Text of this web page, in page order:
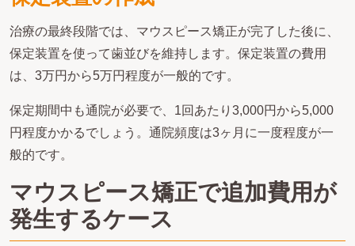
治療の最終段階では、マウスピース矯正が完了した後に、
保定装置を使って歯並びを維持します。保定装置の費用
は、3万円から5万円程度が一般的です。
保定期間中も通院が必要で、1回あたり3,000円から5,000
円程度かかるでしょう。通院頻度は3ヶ月に一度程度が一
般的です。
マウスピース矯正で追加費用が
発生するケース